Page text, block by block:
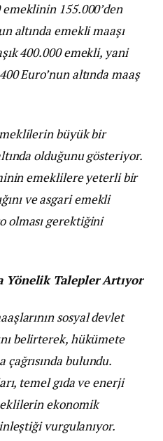
155.000’den
altında emekli maaşı
400.000 emekli, yani
Euro’nun altında maaş
büyük bir
olduğunu gösteriyor.
emeklilere yeterli bir
ve asgari emekli
olması gerektiğini
Talepler Artıyor
sosyal devlet
belirterek, hükümete
çağrısında bulundu.
temel gıda ve enerji
ekonomik
vurgulanıyor.